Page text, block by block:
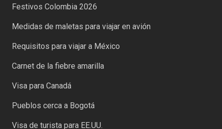
Festivos Colombia 2026
Medidas de maletas para viajar en avión
Requisitos para viajar a México
Carnet de la fiebre amarilla
Visa para Canadá
Pueblos cerca a Bogotá
Visa de turista para EE.UU.